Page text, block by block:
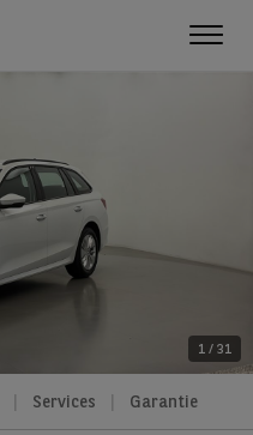
1 / 31
Services Garantie